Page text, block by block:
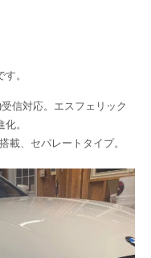
。
信対応。エスフェリック
。
載、セパレートタイプ。